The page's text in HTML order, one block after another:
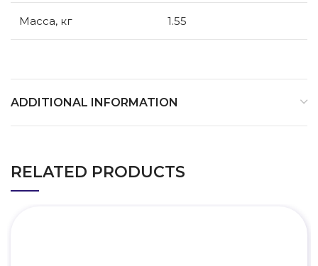
Масса, кг 1.55
ADDITIONAL INFORMATION
RELATED PRODUCTS